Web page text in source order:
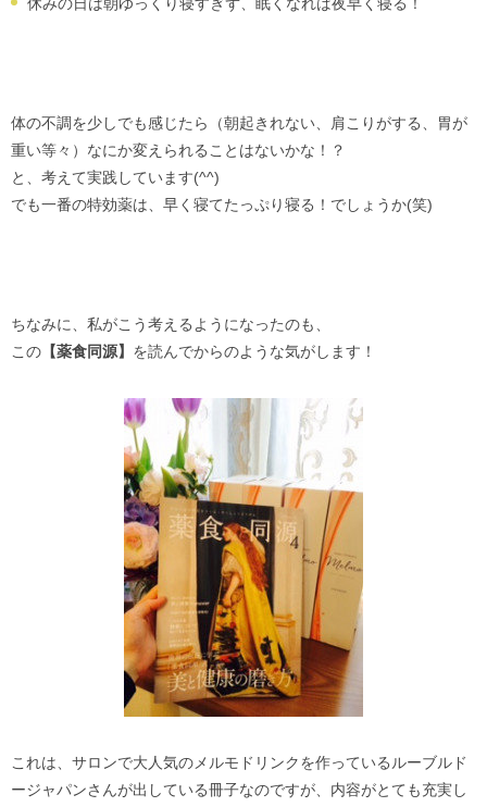
体の不調を少しでも感じたら（朝起きれない、肩こりがする、胃が
重い等々）なにか変えられることはないかな！？
と、考えて実践しています(^^)
でも一番の特効薬は、早く寝てたっぷり寝る！でしょうか(笑)
ちなみに、私がこう考えるようになったのも、
この 【薬食同源】 を読んでからのような気がします！
これは、サロンで大人気のメルモドリンクを作っているルーブルド
ージャパンさんが出している冊子なのですが、内容がとても充実し